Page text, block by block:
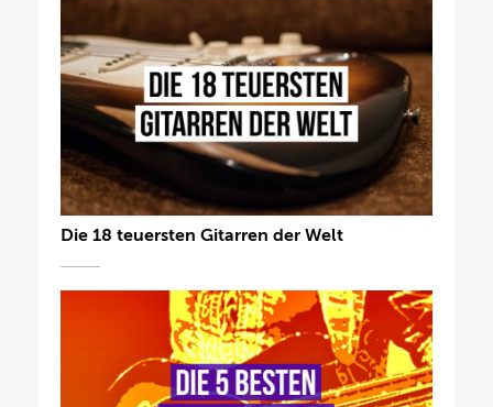
Die 18 teuersten Gitarren der Welt